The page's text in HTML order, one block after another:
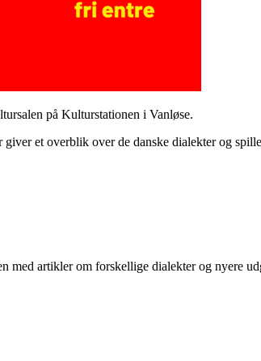
på Kulturstationen i Vanløse.
et overblik over de danske dialekter og
med artikler om forskellige dialekter og nyere